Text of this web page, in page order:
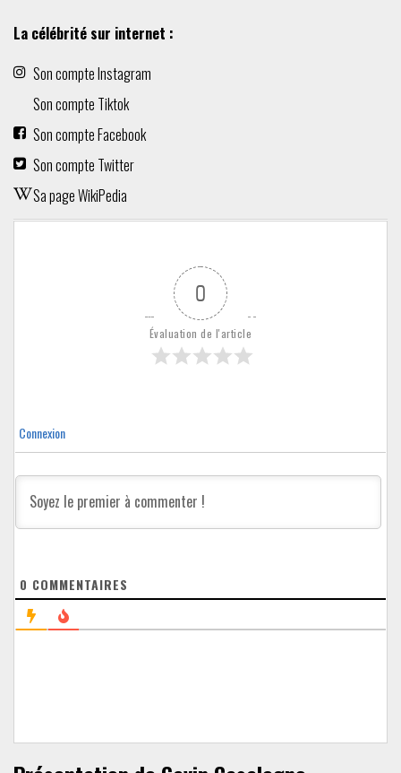
La célébrité sur internet :
Son compte Instagram
Son compte Tiktok
Son compte Facebook
Son compte Twitter
Sa page WikiPedia
0
Évaluation de l'article
Connexion
0 COMMENTAIRES